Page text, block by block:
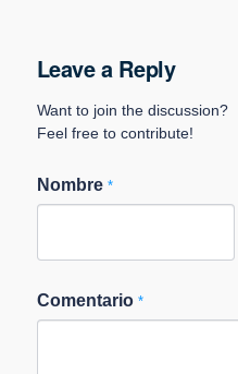
Leave a Reply
Want to join the discussion?
Feel free to contribute!
Nombre *
Comentario *